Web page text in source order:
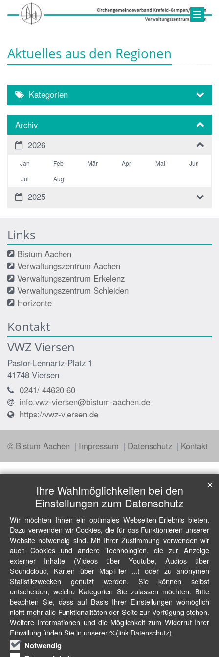
Aktuelles aus den Regionen
Kategorien
Archiv
2026
Jan Feb Mär Apr Mai
Jun
Jul
Aug
2025
Links
Bistum Aachen
Verwaltungszentrum Aachen
Verwaltungszentrum Erkelenz
Verwaltungszentrum Schleiden
Horizonte
Kontakt
VWZ Viersen
Pastor-Lennartz-Platz 1
41748 Viersen
0241/ 44620 60
info.vwz-viersen@bistum-aachen.de
https://vwz-viersen.de
© Bistum Aachen Impressum Datenschutz Kontakt
Ihre Wahlmöglichkeiten bei den
Einstellungen zum Datenschutz
Wir möchten Ihnen ein optimales Webseiten-Erlebnis bieten.
Dazu verwenden wir Cookies, die für das Funktionieren unserer
Website notwendig sind. Mit Ihrer Zustimmung verwenden wir
auch Cookies und andere Technologien, die zur Anzeige
externer Inhalte (Videos über Youtube, Audios über
Soundcloud, Karten über MapTiler ...) oder zu anonymen
Statistikzwecken genutzt werden. Sie können selbst
entscheiden, welche Kategorien Sie zulassen möchten. Bitte
beachten Sie, dass auf Basis Ihrer Einstellungen womöglich
nicht mehr alle Funktionalitäten der Seite zur Verfügung stehen.
Weitere Informationen und die Möglichkeit zum Widerruf Ihrer
Einwillung finden Sie in unserer %(link.Datenschutz).
Notwendig
✕